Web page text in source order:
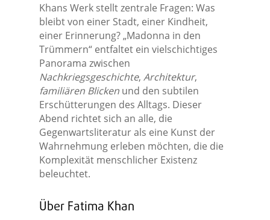
Khans Werk stellt zentrale Fragen: Was
bleibt von einer Stadt, einer Kindheit,
einer Erinnerung? „Madonna in den
Trümmern“ entfaltet ein vielschichtiges
Panorama zwischen
Nachkriegsgeschichte, Architektur,
familiären Blickenund den subtilen
Erschütterungen des Alltags. Dieser
Abend richtet sich an alle, die
Gegenwartsliteratur als eine Kunst der
Wahrnehmung erleben möchten, die die
Komplexität menschlicher Existenz
beleuchtet.
Über Fatima Khan